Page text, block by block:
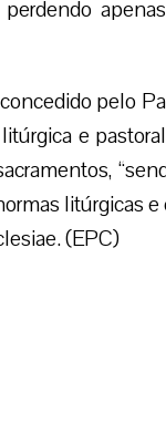
pelo
e
litúrgicas
(EPC)